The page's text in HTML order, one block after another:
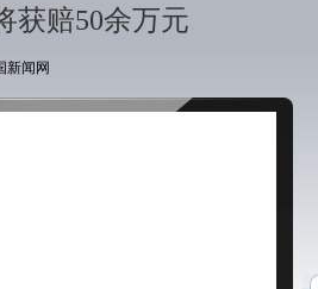
获赔50余万元
新闻网